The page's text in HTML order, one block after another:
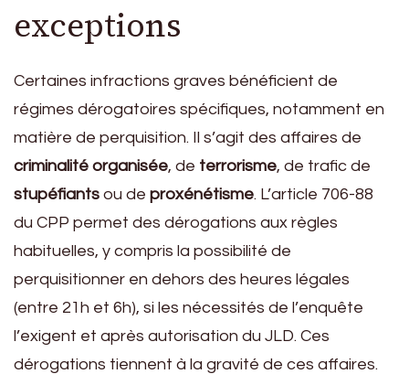
exceptions
Certaines infractions graves bénéficient de
régimes dérogatoires spécifiques, notamment en
matière de perquisition. Il s’agit des affaires de
criminalité organisée, de terrorisme, de trafic de
stupéfiants ou de proxénétisme. L’article 706-88
du CPP permet des dérogations aux règles
habituelles, y compris la possibilité de
perquisitionner en dehors des heures légales
(entre 21h et 6h), si les nécessités de l’enquête
l’exigent et après autorisation du JLD. Ces
dérogations tiennent à la gravité de ces affaires.